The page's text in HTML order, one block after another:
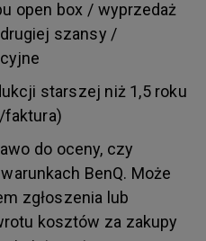
open box / wyprzedaż
szansy /
starszej niż 1,5 roku
faktura)
do oceny, czy
BenQ. Może
zgłoszenia lub
kosztów za zakupy